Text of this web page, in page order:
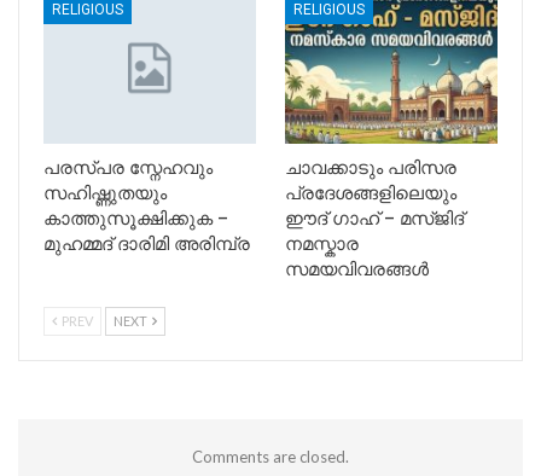
RELIGIOUS
പരസ്പര സ്നേഹവും
സഹിഷ്ണുതയും
കാത്തുസൂക്ഷിക്കുക –
മുഹമ്മദ് ദാരിമി അരിമ്പ്ര
RELIGIOUS
​ചാവക്കാടും പരിസര
പ്രദേശങ്ങളിലെയും
ഈദ് ഗാഹ് – മസ്ജിദ്
നമസ്കാര
സമയവിവരങ്ങൾ
PREV NEXT
Comments are closed.